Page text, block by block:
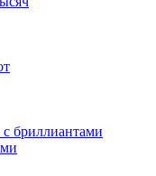
бриллиантами